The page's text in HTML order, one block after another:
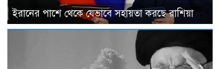
ইরানের পাশে থেকে যেভাবে সহায়তা করছে রাশিয়া